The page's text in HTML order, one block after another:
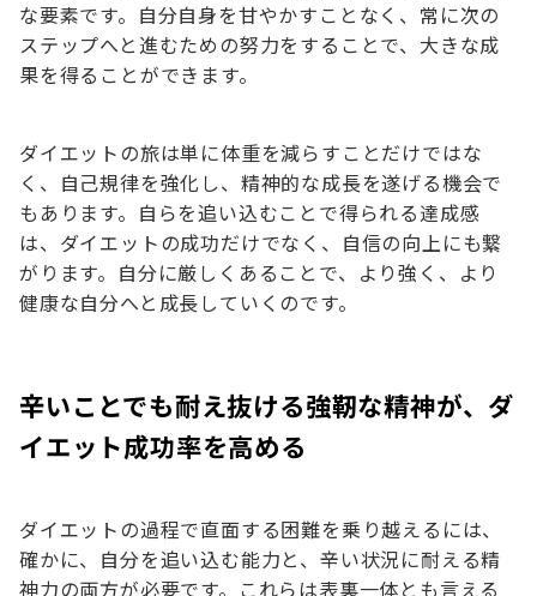
な要素です。自分自身を甘やかすことなく、常に次の
ステップへと進むための努力をすることで、大きな成
果を得ることができます。
ダイエットの旅は単に体重を減らすことだけではな
く、自己規律を強化し、精神的な成長を遂げる機会で
もあります。自らを追い込むことで得られる達成感
は、ダイエットの成功だけでなく、自信の向上にも繋
がります。自分に厳しくあることで、より強く、より
健康な自分へと成長していくのです。
辛いことでも耐え抜ける強靭な精神が、ダ
イエット成功率を高める
ダイエットの過程で直面する困難を乗り越えるには、
確かに、自分を追い込む能力と、辛い状況に耐える精
神力の両方が必要です。これらは表裏一体とも言える